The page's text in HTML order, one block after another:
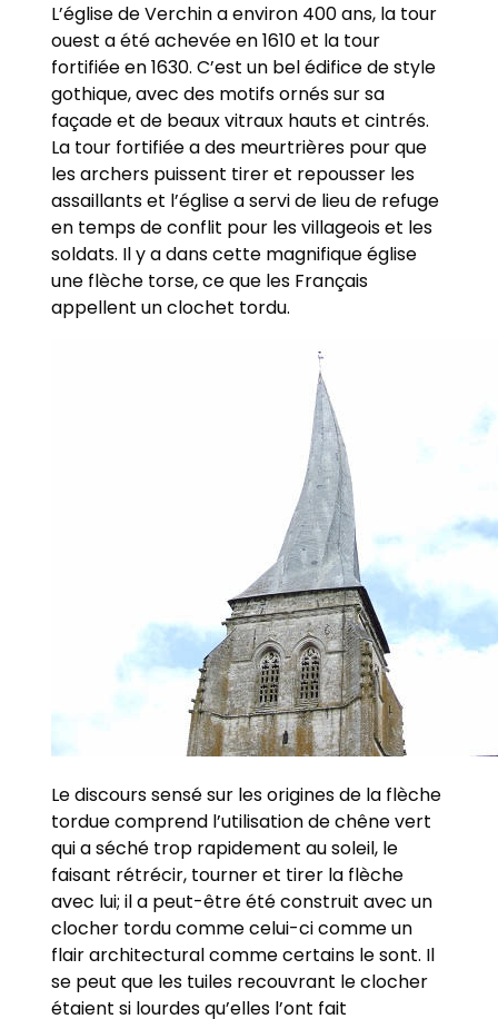
L’église de Verchin a environ 400 ans, la tour
ouest a été achevée en 1610 et la tour
fortifiée en 1630. C’est un bel édifice de style
gothique, avec des motifs ornés sur sa
façade et de beaux vitraux hauts et cintrés.
La tour fortifiée a des meurtrières pour que
les archers puissent tirer et repousser les
assaillants et l’église a servi de lieu de refuge
en temps de conflit pour les villageois et les
soldats. Il y a dans cette magnifique église
une flèche torse, ce que les Français
appellent un clochet tordu.
Le discours sensé sur les origines de la flèche
tordue comprend l’utilisation de chêne vert
qui a séché trop rapidement au soleil, le
faisant rétrécir, tourner et tirer la flèche
avec lui; il a peut-être été construit avec un
clocher tordu comme celui-ci comme un
flair architectural comme certains le sont. Il
se peut que les tuiles recouvrant le clocher
étaient si lourdes qu’elles l’ont fait